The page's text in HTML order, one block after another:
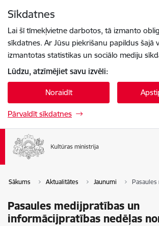
Sīkdatnes
Lai šī tīmekļvietne darbotos, tā izmanto
sīkdatnes. Ar Jūsu piekrišanu papildus šajā
izmantotas statistikas un sociālo mediju
Lūdzu, atzīmējiet savu izvēli:
Noraidīt
Pārvaldīt sīkdatnes
Sākums Aktualitātes Jaunumi
Pasaules medijpratības un
informācijpratības nedēļas